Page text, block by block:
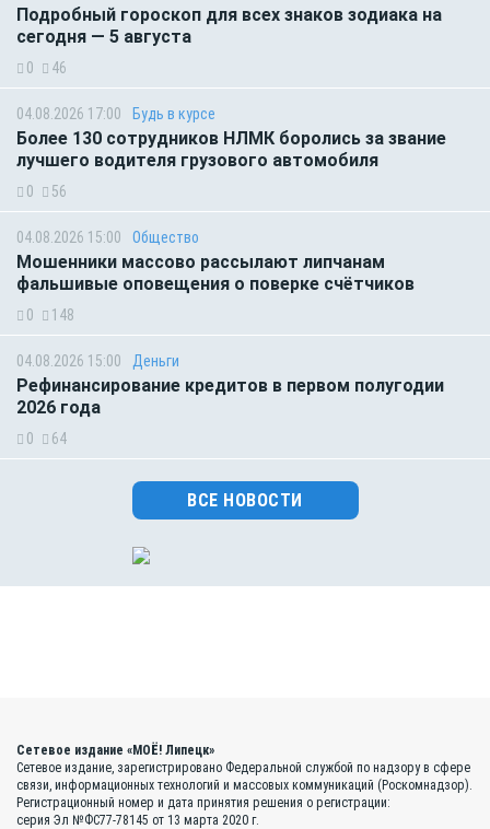
Подробный гороскоп для всех знаков зодиака на
сегодня — 5 августа
0 46
04.08.2026 17:00 Будь в курсе
Более 130 сотрудников НЛМК боролись за звание
лучшего водителя грузового автомобиля
0 56
04.08.2026 15:00 Общество
Мошенники массово рассылают липчанам
фальшивые оповещения о поверке счётчиков
0 148
04.08.2026 15:00 Деньги
Рефинансирование кредитов в первом полугодии
2026 года
0 64
ВСЕ НОВОСТИ
Сетевое издание «МОЁ! Липецк»
Сетевое издание, зарегистрировано Федеральной службой по надзору в сфере
связи, информационных технологий и массовых коммуникаций (Роскомнадзор).
Регистрационный номер и дата принятия решения о регистрации:
серия Эл №ФС77-78145 от 13 марта 2020 г.